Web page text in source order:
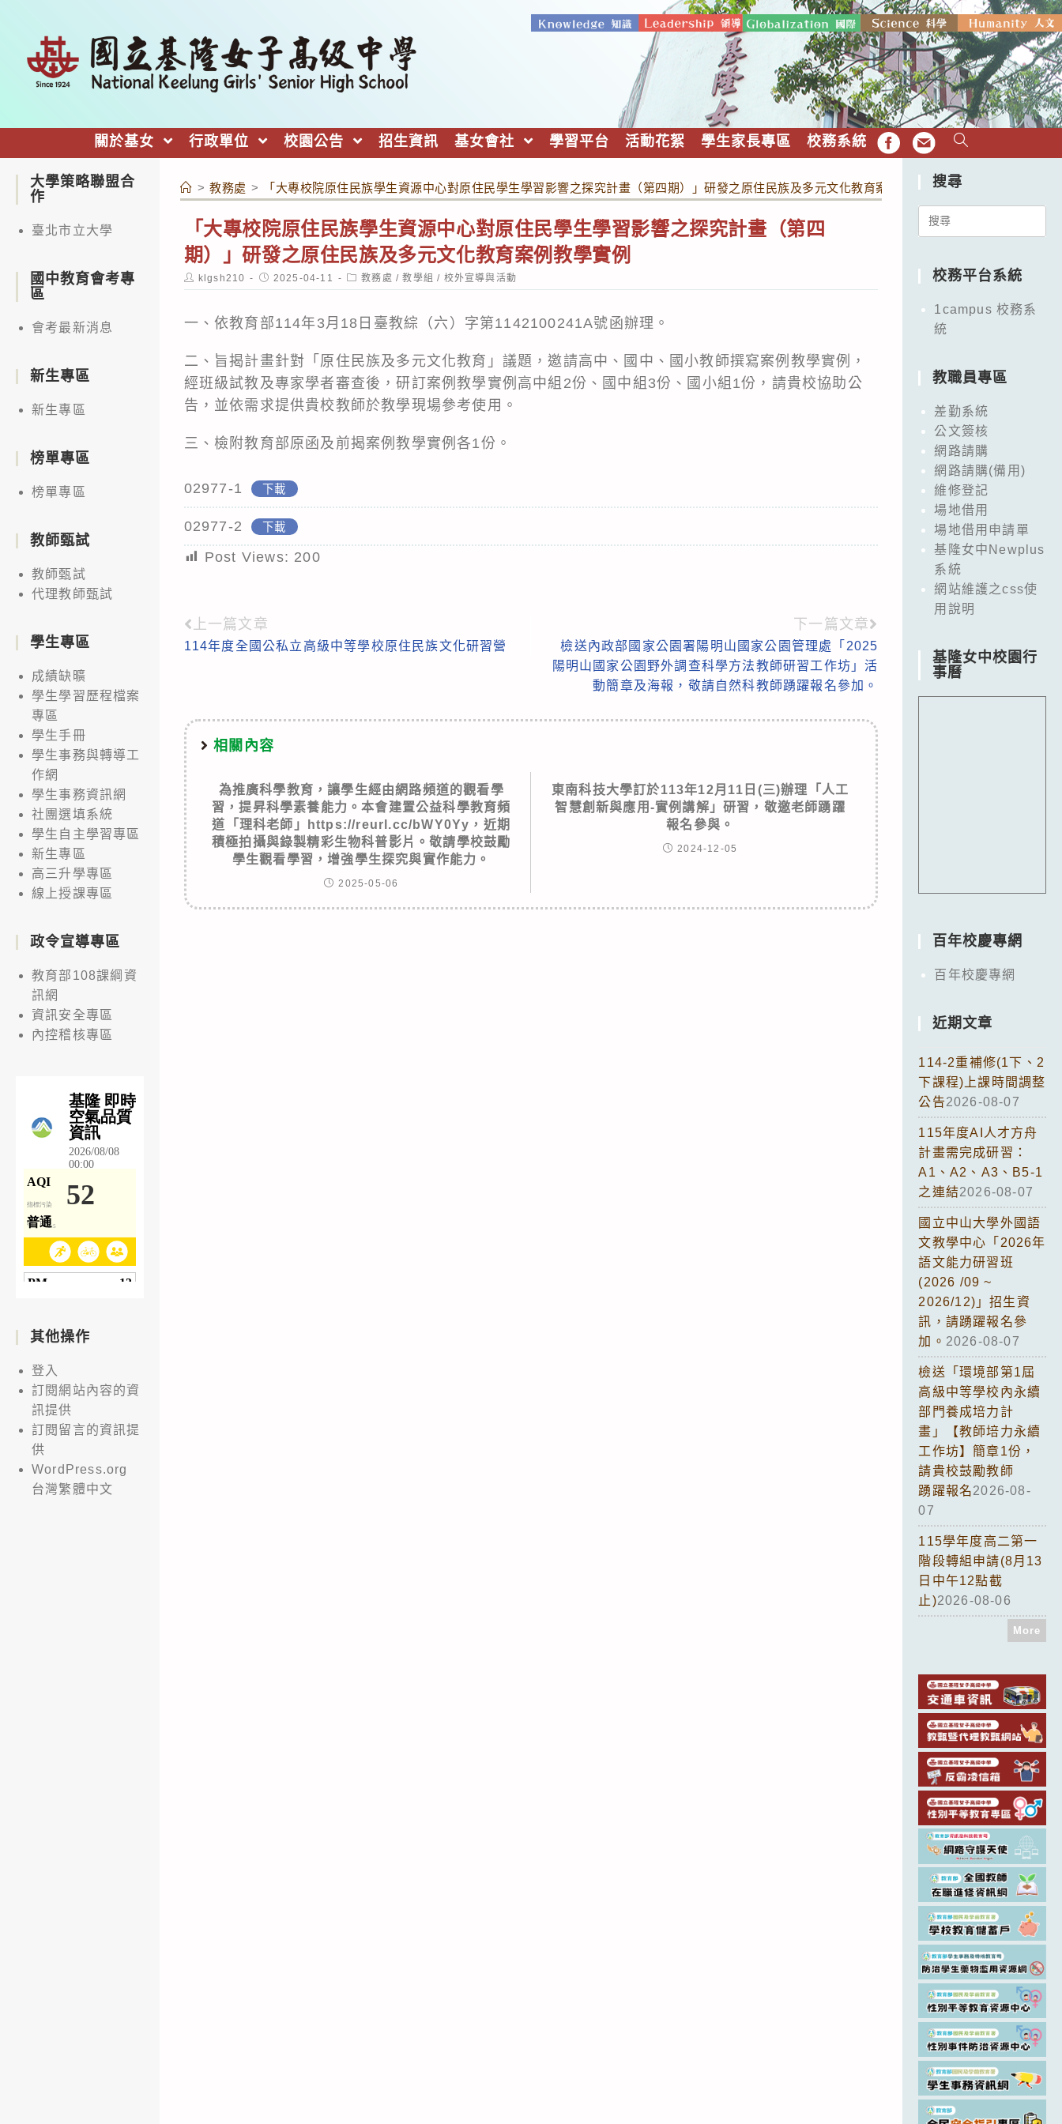
關於基女 行政單位 校園公告 招生資訊 基女會社 學習平台 活動花絮 學生家長專區 校務系統 FB EMAIL
> 教務處 > 「大專校院原住民族學生資源中心對原住民學生學習影響之探究計畫（第四期）」研發之原住民族及多元文化教育案例教學實例
「大專校院原住民族學生資源中心對原住民學生學習影響之探究計畫（第四
期）」研發之原住民族及多元文化教育案例教學實例
Post
author:
klgsh210
Post
published:
2025-04-11
Post
category:
教務處 / 教學組 / 校外宣導與活動
一、依教育部114年3月18日臺教綜（六）字第1142100241A號函辦理。
二、旨揭計畫針對「原住民族及多元文化教育」議題，邀請高中、國中、國小教師撰寫案例教學實例，
經班級試教及專家學者審查後，研訂案例教學實例高中組2份、國中組3份、國小組1份，請貴校協助公
告，並依需求提供貴校教師於教學現場參考使用。
三、檢附教育部原函及前揭案例教學實例各1份。
02977-1 下載
02977-2 下載
Post Views: 200
Read
more
上一篇文章
114年度全國公私立高級中等學校原住民族文化研習營
下一篇文章
檢送內政部國家公園署陽明山國家公園管理處「2025
陽明山國家公園野外調查科學方法教師研習工作坊」活
動簡章及海報，敬請自然科教師踴躍報名參加。
相關內容
為推廣科學教育，讓學生經由網路頻道的觀看學
習，提昇科學素養能力。本會建置公益科學教育頻
道「理科老師」https://reurl.cc/bWY0Yy，近期
積極拍攝與錄製精彩生物科普影片。敬請學校鼓勵
學生觀看學習，增強學生探究與實作能力。
2025-05-06
東南科技大學訂於113年12月11日(三)辦理「人工
智慧創新與應用-實例講解」研習，敬邀老師踴躍
報名參與。
2024-12-05
大學策略聯盟合
作
臺北市立大學
國中教育會考專
區
會考最新消息
新生專區
新生專區
榜單專區
榜單專區
教師甄試
教師甄試
代理教師甄試
學生專區
成績缺曠
學生學習歷程檔案
專區
學生手冊
學生事務與轉導工
作網
學生事務資訊網
社團選填系統
學生自主學習專區
新生專區
高三升學專區
線上授課專區
政令宣導專區
教育部108課綱資
訊網
資訊安全專區
內控稽核專區
其他操作
登入
訂閱網站內容的資
訊提供
訂閱留言的資訊提
供
WordPress.org
台灣繁體中文
搜尋
Search
校務平台系統
1campus 校務系
統
教職員專區
差勤系統
公文簽核
網路請購
網路請購(備用)
維修登記
場地借用
場地借用申請單
基隆女中Newplus
系統
網站維護之css使
用說明
基隆女中校園行
事曆
百年校慶專網
百年校慶專網
近期文章
114-2重補修(1下、2
下課程)上課時間調整
公告2026-08-07
115年度AI人才方舟
計畫需完成研習：
A1、A2、A3、B5-1
之連結2026-08-07
國立中山大學外國語
文教學中心「2026年
語文能力研習班
(2026 /09 ~
2026/12)」招生資
訊，請踴躍報名參
加。 2026-08-07
檢送「環境部第1屆
高級中等學校內永續
部門養成培力計
畫」【教師培力永續
工作坊】簡章1份，
請貴校鼓勵教師
踴躍報名2026-08-
07
115學年度高二第一
階段轉組申請(8月13
日中午12點截
止)2026-08-06
More